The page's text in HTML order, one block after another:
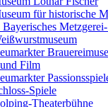
für historische
Bayerisches
Film
Spiele
Theaterbühne